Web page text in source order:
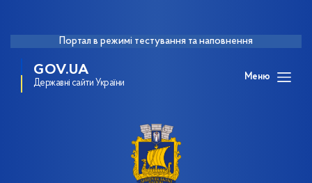
Портал в режимі тестування та наповнення
GOV.UA
Державні сайти України
Меню